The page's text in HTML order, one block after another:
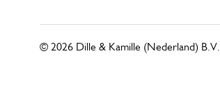
© 2026 Dille & Kamille (Nederland) B.V.